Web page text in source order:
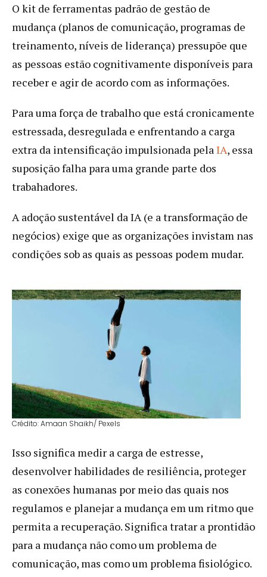
O kit de ferramentas padrão de gestão de
mudança (planos de comunicação, programas de
treinamento, níveis de liderança) pressupõe que
as pessoas estão cognitivamente disponíveis para
receber e agir de acordo com as informações.
Para uma força de trabalho que está cronicamente
estressada, desregulada e enfrentando a carga
extra da intensificação impulsionada pelaIA, essa
suposição falha para uma grande parte dos
trabahadores.
A adoção sustentável da IA (e a transformação de
negócios) exige que as organizações invistam nas
condições sob as quais as pessoas podem mudar.
Crédito: Amaan Shaikh/ Pexels
Isso significa medir a carga de estresse,
desenvolver habilidades de resiliência, proteger
as conexões humanas por meio das quais nos
regulamos e planejar a mudança em um ritmo que
permita a recuperação. Significa tratar a prontidão
para a mudança não como um problema de
comunicação, mas como um problema fisiológico.